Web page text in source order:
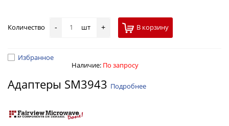
Количество - шт + В корзину
Избранное
Наличие: По запросу
Адаптеры SM3943 Подробнее